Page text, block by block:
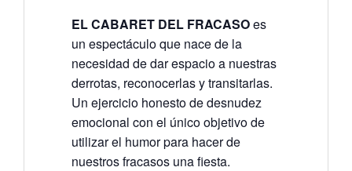
EL CABARET DEL FRACASOes
un espectáculo que nace de la
necesidad de dar espacio a nuestras
derrotas, reconocerlas y transitarlas.
Un ejercicio honesto de desnudez
emocional con el único objetivo de
utilizar el humor para hacer de
nuestros fracasos una fiesta.